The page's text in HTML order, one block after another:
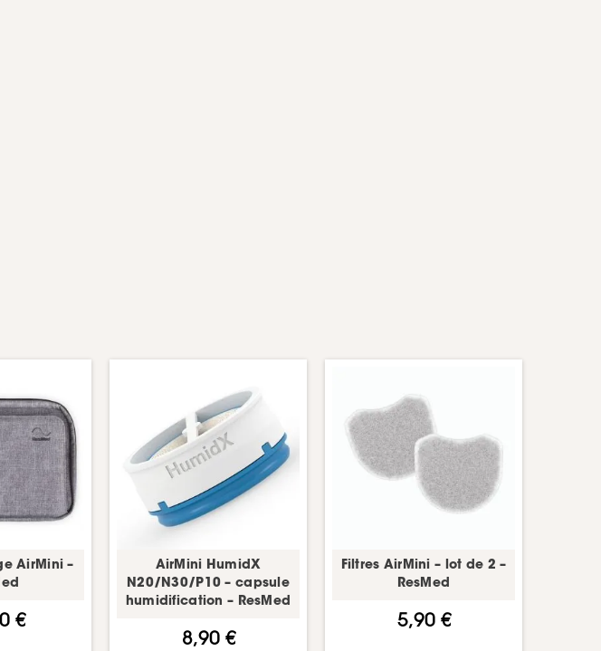
AirMini –
€
AirMini HumidX
N20/N30/P10 – capsule
humidification – ResMed
8,90 €
Filtres AirMini – lot de 2 –
ResMed
5,90 €